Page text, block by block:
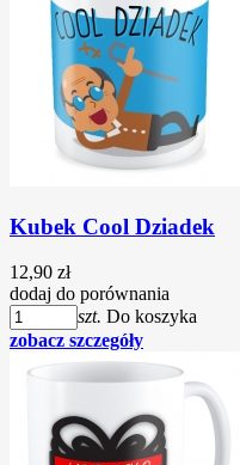
Kubek Cool Dziadek
12,90 zł
dodaj do porównania
szt. Do koszyka
zobacz szczegóły